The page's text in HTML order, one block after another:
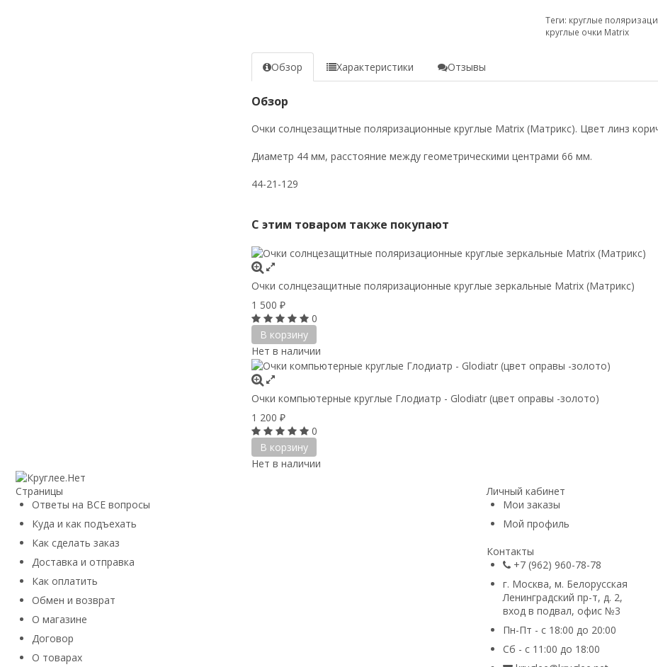
Теги: круглые
круглые очки Matrix
Обзор Характеристики Отзывы
Обзор
Очки солнцезащитные поляризационные круглые Matrix (Матрикс). Цвет линз
Диаметр 44 мм, расстояние между геометрическими центрами 66 мм.
44-21-129
С этим товаром также покупают
Очки солнцезащитные поляризационные круглые зеркальные Matrix (Матрикс)
1 500 ₽
0
В корзину
Нет в наличии
Очки компьютерные круглые Глодиатр - Glodiatr (цвет оправы -золото)
1 200 ₽
0
В корзину
Нет в наличии
Страницы
Ответы на ВСЕ вопросы
Куда и как подъехать
Как сделать заказ
Доставка и отправка
Как оплатить
Обмен и возврат
О магазине
Договор
О товарах
Личный кабинет
Мои заказы
Мой профиль
Контакты
+7 (962) 960-78-78
г. Москва, м. Белорусская
Ленинградский пр-т, д. 2,
вход в подвал, офис №3
Пн-Пт - с 18:00 до 20:00
Сб - с 11:00 до 18:00